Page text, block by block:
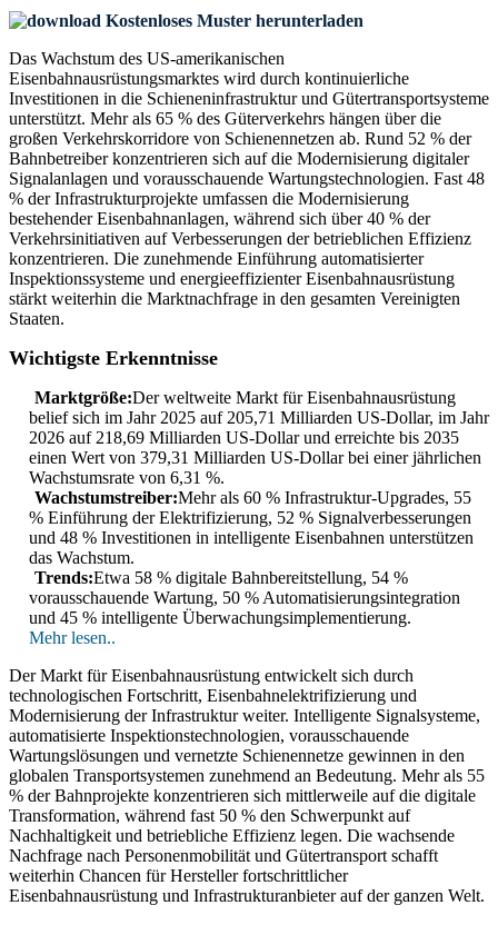
Kostenloses Muster herunterladen
Das Wachstum des US-amerikanischen
Eisenbahnausrüstungsmarktes wird durch kontinuierliche
Investitionen in die Schieneninfrastruktur und Gütertransportsysteme
unterstützt. Mehr als 65 % des Güterverkehrs hängen über die
großen Verkehrskorridore von Schienennetzen ab. Rund 52 % der
Bahnbetreiber konzentrieren sich auf die Modernisierung digitaler
Signalanlagen und vorausschauende Wartungstechnologien. Fast 48
% der Infrastrukturprojekte umfassen die Modernisierung
bestehender Eisenbahnanlagen, während sich über 40 % der
Verkehrsinitiativen auf Verbesserungen der betrieblichen Effizienz
konzentrieren. Die zunehmende Einführung automatisierter
Inspektionssysteme und energieeffizienter Eisenbahnausrüstung
stärkt weiterhin die Marktnachfrage in den gesamten Vereinigten
Staaten.
Wichtigste Erkenntnisse
Marktgröße:Der weltweite Markt für Eisenbahnausrüstung
belief sich im Jahr 2025 auf 205,71 Milliarden US-Dollar, im Jahr
2026 auf 218,69 Milliarden US-Dollar und erreichte bis 2035
einen Wert von 379,31 Milliarden US-Dollar bei einer jährlichen
Wachstumsrate von 6,31 %.
Wachstumstreiber:Mehr als 60 % Infrastruktur-Upgrades, 55
% Einführung der Elektrifizierung, 52 % Signalverbesserungen
und 48 % Investitionen in intelligente Eisenbahnen unterstützen
das Wachstum.
Trends:Etwa 58 % digitale Bahnbereitstellung, 54 %
vorausschauende Wartung, 50 % Automatisierungsintegration
und 45 % intelligente Überwachungsimplementierung.
Mehr lesen..
Der Markt für Eisenbahnausrüstung entwickelt sich durch
technologischen Fortschritt, Eisenbahnelektrifizierung und
Modernisierung der Infrastruktur weiter. Intelligente Signalsysteme,
automatisierte Inspektionstechnologien, vorausschauende
Wartungslösungen und vernetzte Schienennetze gewinnen in den
globalen Transportsystemen zunehmend an Bedeutung. Mehr als 55
% der Bahnprojekte konzentrieren sich mittlerweile auf die digitale
Transformation, während fast 50 % den Schwerpunkt auf
Nachhaltigkeit und betriebliche Effizienz legen. Die wachsende
Nachfrage nach Personenmobilität und Gütertransport schafft
weiterhin Chancen für Hersteller fortschrittlicher
Eisenbahnausrüstung und Infrastrukturanbieter auf der ganzen Welt.